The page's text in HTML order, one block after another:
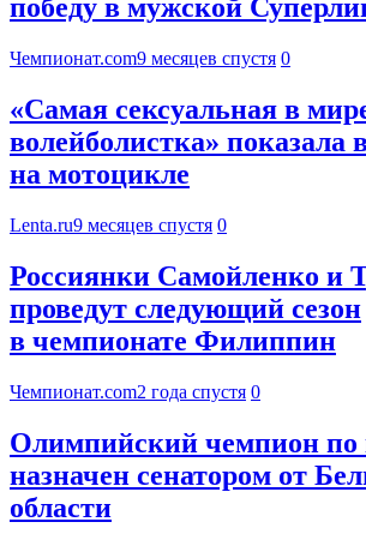
победу в мужской
Чемпионат.com9 месяцев спустя 0
«Самая сексуальная в
волейболистка» показала
на мотоцикле
Lenta.ru9 месяцев спустя 0
Россиянки Самойленко и
проведут следующий сезон
в чемпионате Филиппин
Чемпионат.com2 года спустя 0
Олимпийский чемпион по
назначен сенатором от
области